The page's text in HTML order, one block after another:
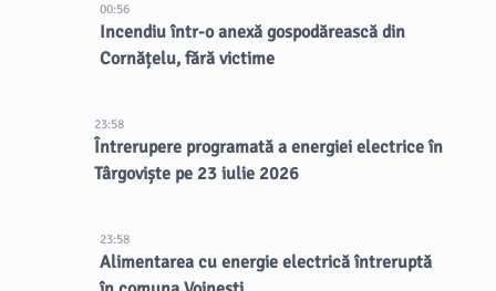
00:56
Incendiu într-o anexă gospodărească din
Cornățelu, fără victime
23:58
Întrerupere programată a energiei electrice în
Târgoviște pe 23 iulie 2026
23:58
Alimentarea cu energie electrică întreruptă